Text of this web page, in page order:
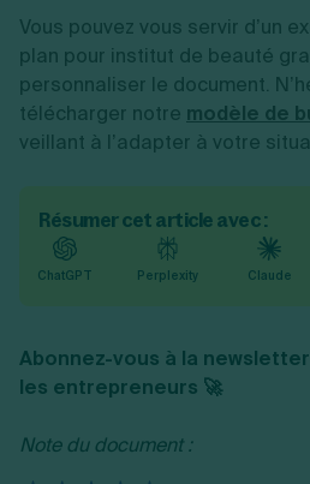
Vous pouvez vous servir d’un
plan pour institut de beauté
personnaliser le document.
télécharger notre modèle de
veillant à l’adapter à votre
Résumer cet article avec :
ChatGPT Perplexity Claude
Abonnez-vous à la
les entrepreneurs 🚀
Note du document :